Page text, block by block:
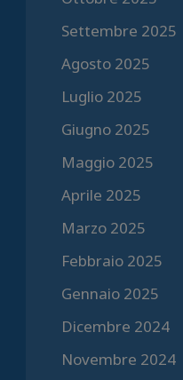
Settembre 2025
Agosto 2025
Luglio 2025
Giugno 2025
Maggio 2025
Aprile 2025
Marzo 2025
Febbraio 2025
Gennaio 2025
Dicembre 2024
Novembre 2024